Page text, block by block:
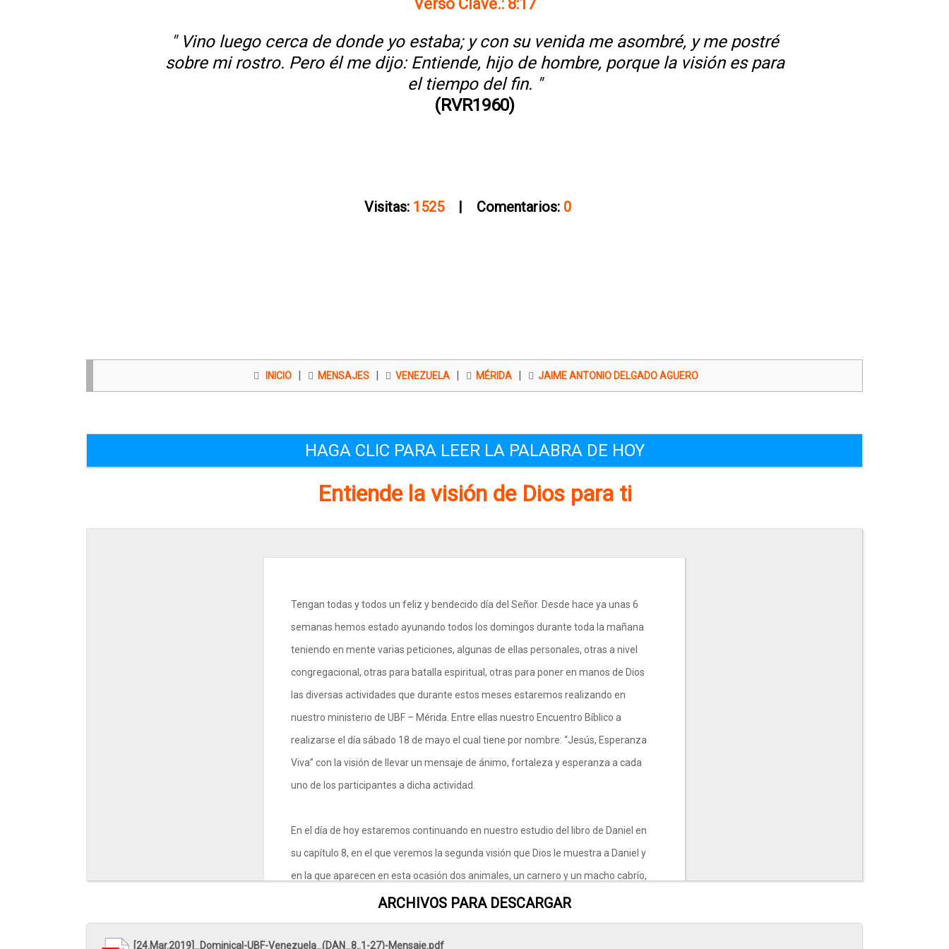
Verso Clave.: 8:17
" Vino luego cerca de donde yo estaba; y con su venida me asombré, y me postré
sobre mi rostro. Pero él me dijo: Entiende, hijo de hombre, porque la visión es para
el tiempo del fin. "
(RVR1960)
Visitas:1525 | Comentarios:0
INICIO | MENSAJES | VENEZUELA | MÉRIDA | JAIME ANTONIO DELGADO AGUERO
HAGA CLIC PARA LEER LA PALABRA DE HOY
Entiende la visión de Dios para ti
Tengan todas y todos un feliz y bendecido día del Señor. Desde hace ya unas 6
semanas hemos estado ayunando todos los domingos durante toda la mañana
teniendo en mente varias peticiones, algunas de ellas personales, otras a nivel
congregacional, otras para batalla espiritual, otras para poner en manos de Dios
las diversas actividades que durante estos meses estaremos realizando en
nuestro ministerio de UBF – Mérida. Entre ellas nuestro Encuentro Bíblico a
realizarse el día sábado 18 de mayo el cual tiene por nombre: “Jesús, Esperanza
Viva” con la visión de llevar un mensaje de ánimo, fortaleza y esperanza a cada
uno de los participantes a dicha actividad.
En el día de hoy estaremos continuando en nuestro estudio del libro de Daniel en
su capítulo 8, en el que veremos la segunda visión que Dios le muestra a Daniel y
en la que aparecen en esta ocasión dos animales, un carnero y un macho cabrío,
cada uno con su propio significado y cada uno con un propósito específico. Pero al
igual que en el mensaje anterior, durante el día de hoy no estaremos tocando
aquellas partes que son susceptibles a interpretaciones diversas y algunas de las
ARCHIVOS PARA DESCARGAR
[24.Mar.2019]_Dominical-UBF-Venezuela_(DAN_8..1-27)-Mensaje.pdf